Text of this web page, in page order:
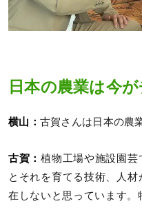
日本の農業は今
横山： 古賀さんは日本の農
古賀：植物工場や施設園
とそれを育てる技術、人
在しないと思っています。